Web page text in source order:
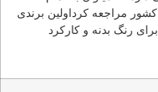
مراجعه کرداولین برندی
رنگ بدنه و کارکرد